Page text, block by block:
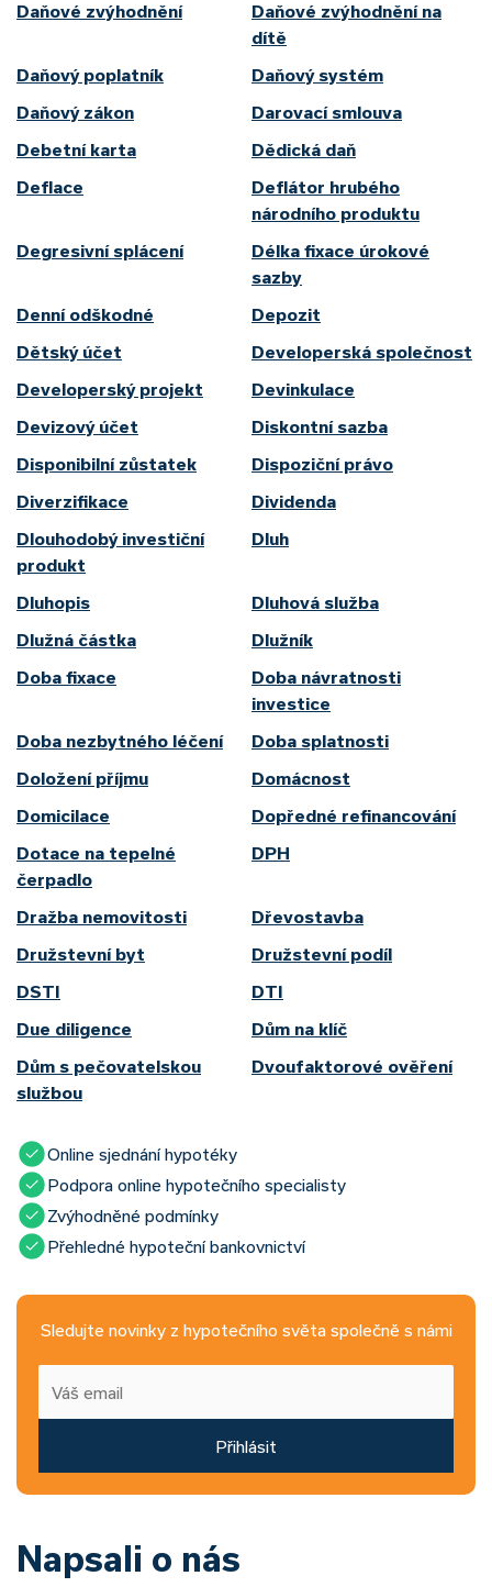
Daňové zvýhodnění
Daňové zvýhodnění na
dítě
Daňový poplatník
Daňový systém
Daňový zákon
Darovací smlouva
Debetní karta
Dědická daň
Deflace
Deflátor hrubého
národního produktu
Degresivní splácení
Délka fixace úrokové
sazby
Denní odškodné
Depozit
Dětský účet
Developerská společnost
Developerský projekt
Devinkulace
Devizový účet
Diskontní sazba
Disponibilní zůstatek
Dispoziční právo
Diverzifikace
Dividenda
Dlouhodobý investiční
produkt
Dluh
Dluhopis
Dluhová služba
Dlužná částka
Dlužník
Doba fixace
Doba návratnosti
investice
Doba nezbytného léčení
Doba splatnosti
Doložení příjmu
Domácnost
Domicilace
Dopředné refinancování
Dotace na tepelné
čerpadlo
DPH
Dražba nemovitosti
Dřevostavba
Družstevní byt
Družstevní podíl
DSTI
DTI
Due diligence
Dům na klíč
Dům s pečovatelskou
službou
Dvoufaktorové ověření
Online sjednání hypotéky
Podpora online hypotečního specialisty
Zvýhodněné podmínky
Přehledné hypoteční bankovnictví
Sledujte novinky z hypotečního světa společně s námi
Přihlásit
Napsali o nás